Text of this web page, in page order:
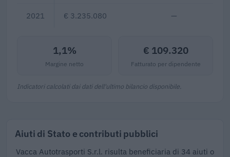
2021 € 3.235.080 —
1,1%
Margine netto
€ 109.320
Fatturato per dipendente
Indicatori calcolati dai dati dell'ultimo bilancio disponibile.
Aiuti di Stato e contributi pubblici
Vacca Autotrasporti S.r.l. risulta beneficiaria di 34 aiuti o